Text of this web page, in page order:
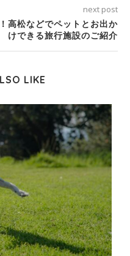
next post
高松などでペットとお出か
けできる旅行施設のご紹介
LIKE